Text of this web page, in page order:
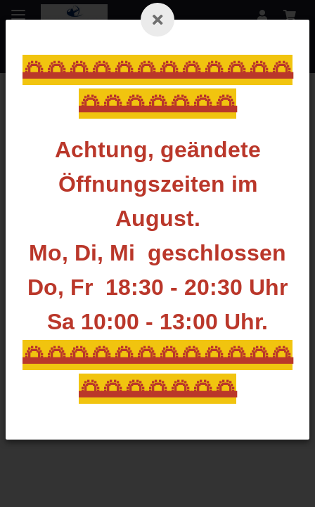
🌅🌅🌅🌅🌅🌅🌅🌅🌅🌅🌅🌅
🌅🌅🌅🌅🌅🌅🌅
Achtung, geändete
Öffnungszeiten im
August.
Mo, Di, Mi geschlossen
Do, Fr 18:30 - 20:30 Uhr
Sa 10:00 - 13:00 Uhr.
🌅🌅🌅🌅🌅🌅🌅🌅🌅🌅🌅🌅
🌅🌅🌅🌅🌅🌅🌅
Zurück zur Liste Back Tension